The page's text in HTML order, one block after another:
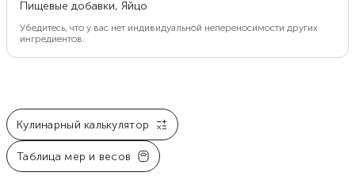
Пищевые добавки, Яйцо
Убедитесь, что у вас нет индивидуальной непереносимости других
ингредиентов.
Кулинарный калькулятор
Таблица мер и весов